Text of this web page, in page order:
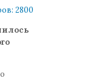
2800